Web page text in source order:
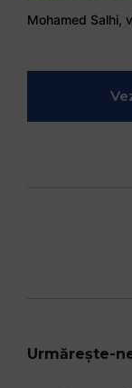
Urmărește-